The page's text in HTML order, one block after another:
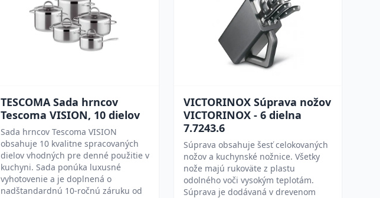
TESCOMA Sada hrncov
Tescoma VISION, 10 dielov
Sada hrncov Tescoma VISION
obsahuje 10 kvalitne spracovaných
dielov vhodných pre denné použitie v
kuchyni. Sada ponúka luxusné
vyhotovenie a je doplnená o
nadštandardnú 10-ročnú záruku od
VICTORINOX Súprava nožov
VICTORINOX - 6 dielna
7.7243.6
Súprava obsahuje šesť celokovaných
nožov a kuchynské nožnice. Všetky
nože majú rukoväte z plastu
odolného voči vysokým teplotám.
Súprava je dodávaná v drevenom